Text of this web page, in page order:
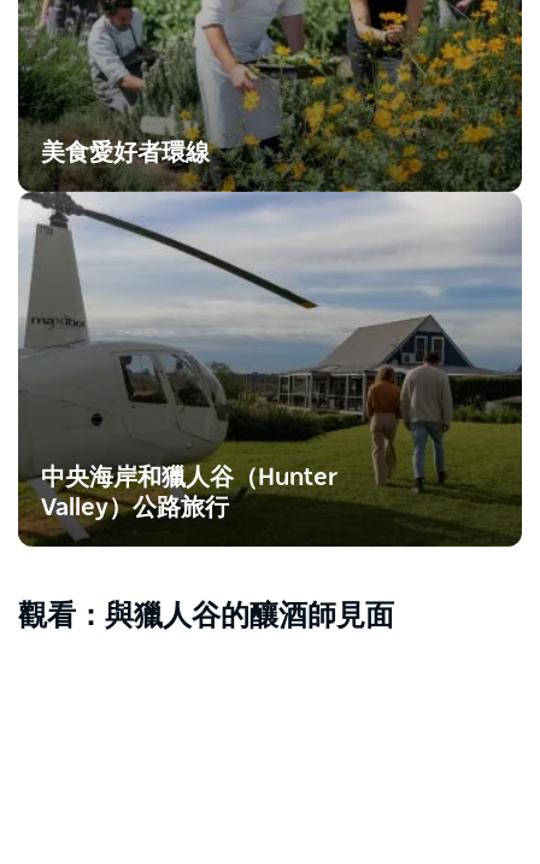
美食愛好者環線
中央海岸和獵人谷（Hunter
Valley）公路旅行
觀看：與獵人谷的釀酒師見面